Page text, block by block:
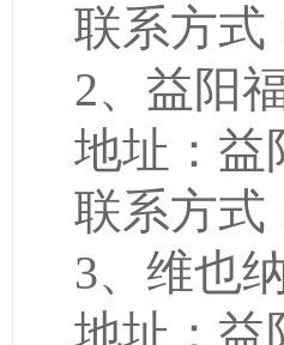
联系方式
2、益阳
地址：益
联系方式
3、维也
地址：益